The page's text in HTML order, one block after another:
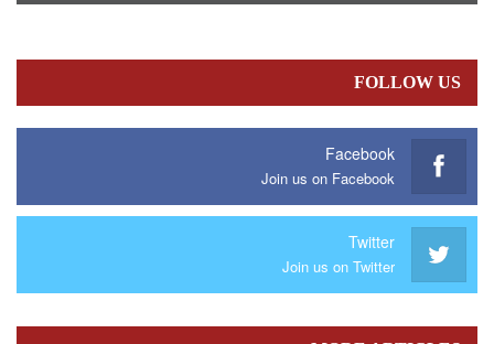
FOLLOW US
Facebook
Join us on Facebook
Twitter
Join us on Twitter